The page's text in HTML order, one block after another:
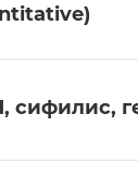
сифилис,